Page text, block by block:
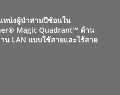
หน่งผู้นำสามปีซ้อนใน
Magic Quadrant™ ด้าน
น LAN แบบใช้สายและไร้สาย